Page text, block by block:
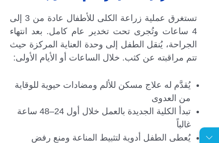
تستغرق عملية زراعة الكلى للأطفال عادة من 3 إلى
4 ساعات وتُجرى تحت تخدير عام كامل. بعد انتهاء
الجراحة، يُنقل الطفل إلى وحدة العناية المركزة حيث
تتم مراقبته عن كثب. خلال الساعات أو الأيام الأولى:
يُقدَّم له علاج مسكن للألم ومضادات حيوية للوقاية
من العدوى
تبدأ الكلية الجديدة بالعمل خلال أول 24–48 ساعة
غالباً
يُعطى الطفل أدوية لتثبيط المناعة ومنع رفض